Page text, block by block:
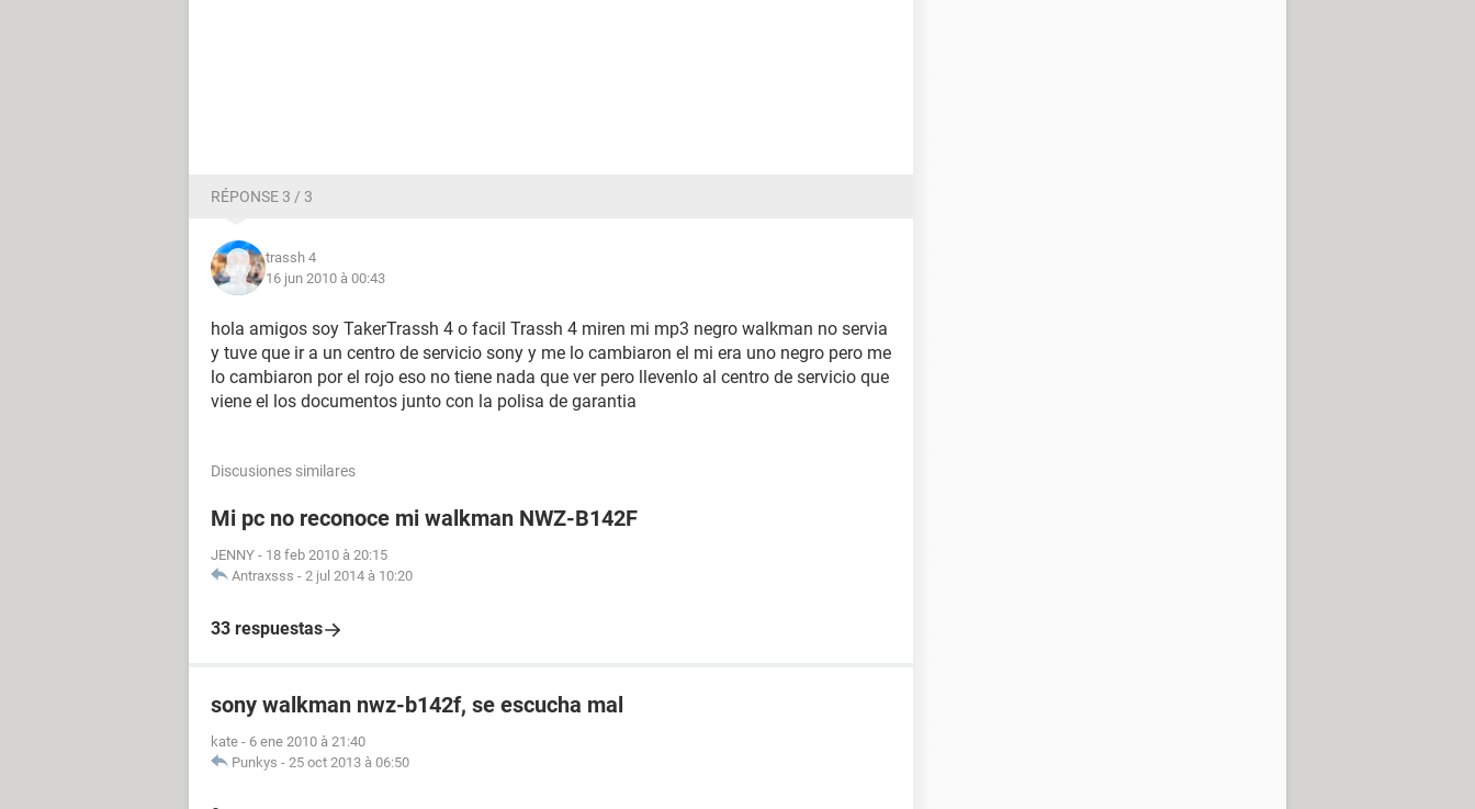
RÉPONSE 3 / 3
trassh 4
16 jun 2010 à 00:43
hola amigos soy TakerTrassh 4 o facil Trassh 4 miren mi mp3 negro walkman no servia
y tuve que ir a un centro de servicio sony y me lo cambiaron el mi era uno negro pero me
lo cambiaron por el rojo eso no tiene nada que ver pero llevenlo al centro de servicio que
viene el los documentos junto con la polisa de garantia
Discusiones similares
Mi pc no reconoce mi walkman NWZ-B142F
JENNY - 18 feb 2010 à 20:15
Antraxsss - 2 jul 2014 à 10:20
33 respuestas
sony walkman nwz-b142f, se escucha mal
kate - 6 ene 2010 à 21:40
Punkys - 25 oct 2013 à 06:50